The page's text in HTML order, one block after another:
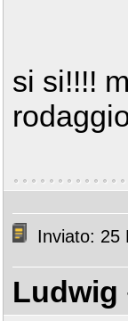
si si!!!!
Inviato: 25
Ludwig